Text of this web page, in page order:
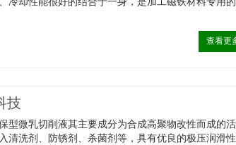
冷却性能很好的结合于一身，是加工磁铁材料专用
查看更
技
型微乳切削液其主要成分为合成高聚物改性而成的
清洗剂、防锈剂、杀菌剂等，具有优良的极压润滑性